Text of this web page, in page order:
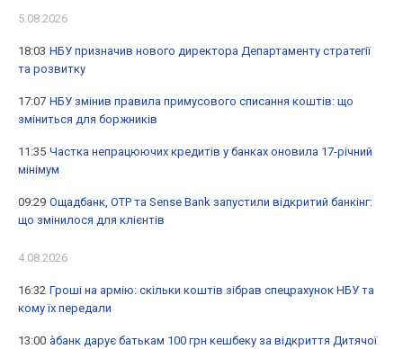
5.08.2026
18:03 НБУ призначив нового директора Департаменту стратегії
та розвитку
17:07 НБУ змінив правила примусового списання коштів: що
зміниться для боржників
11:35 Частка непрацюючих кредитів у банках оновила 17-річний
мінімум
09:29 Ощадбанк, OTP та Sense Bank запустили відкритий банкінг:
що змінилося для клієнтів
4.08.2026
16:32 Гроші на армію: скільки коштів зібрав спецрахунок НБУ та
кому їх передали
13:00 àбанк дарує батькам 100 грн кешбеку за відкриття Дитячої